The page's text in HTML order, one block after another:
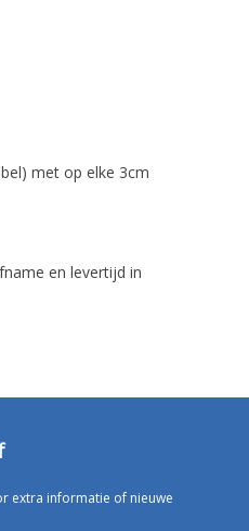
met op elke 3cm
en levertijd in
extra informatie of nieuwe